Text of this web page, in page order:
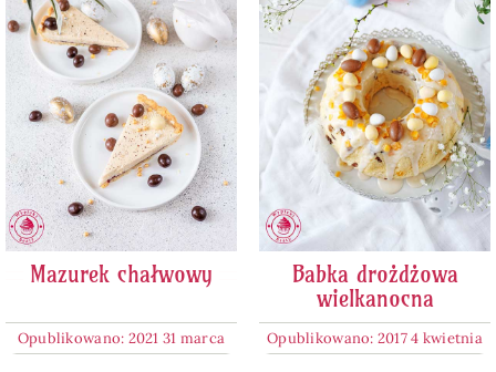
Mazurek chałwowy
Opublikowano: 2021 31 marca
Babka drożdżowa
wielkanocna
Opublikowano: 2017 4 kwietnia